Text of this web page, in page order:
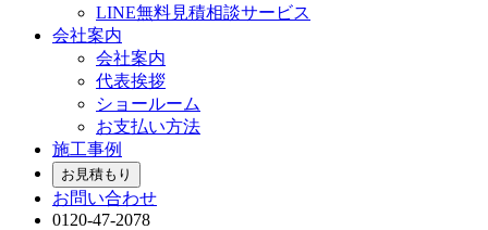
LINE無料見積相談サービス
会社案内
会社案内
代表挨拶
ショールーム
お支払い方法
施工事例
お見積もり
お問い合わせ
0120-47-2078